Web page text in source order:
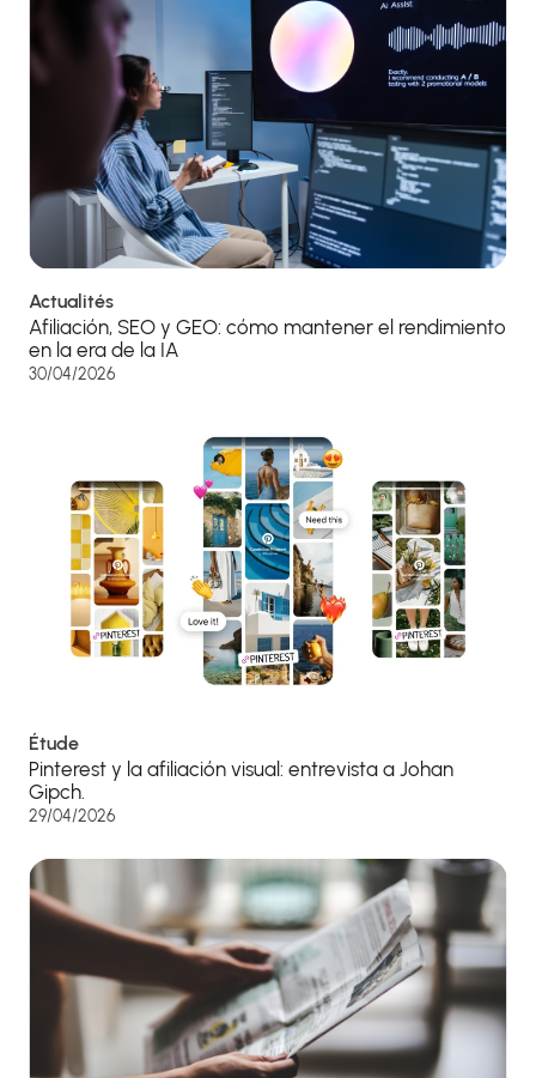
Actualités
Afiliación, SEO y GEO: cómo mantener el rendimiento
en la era de la IA
30/04/2026
Étude
Pinterest y la afiliación visual: entrevista a Johan
Gipch.
29/04/2026